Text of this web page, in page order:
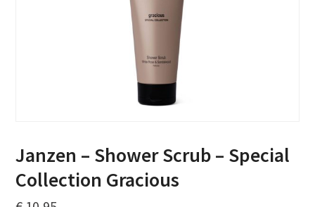
Janzen – Shower Scrub – Special
Collection Gracious